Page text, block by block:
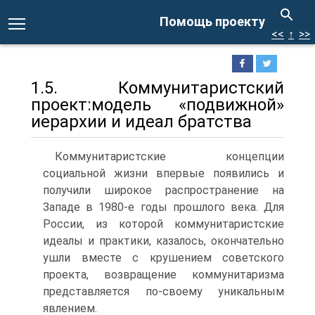
Помощь проекту
<< ↑ >>
1.5. Коммунитаристский
проект:модель «подвижной»
иерархии и идеал братства
Коммунитаристские концепции
социальной жизни впервые появились и
получили широкое распространение на
Западе в 1980-е годы прошлого века. Для
России, из которой коммунитаристские
идеалы и практики, казалось, окончательно
ушли вместе с крушением советского
проекта, возвращение коммунитаризма
представляется по-своему уникальным
явлением.